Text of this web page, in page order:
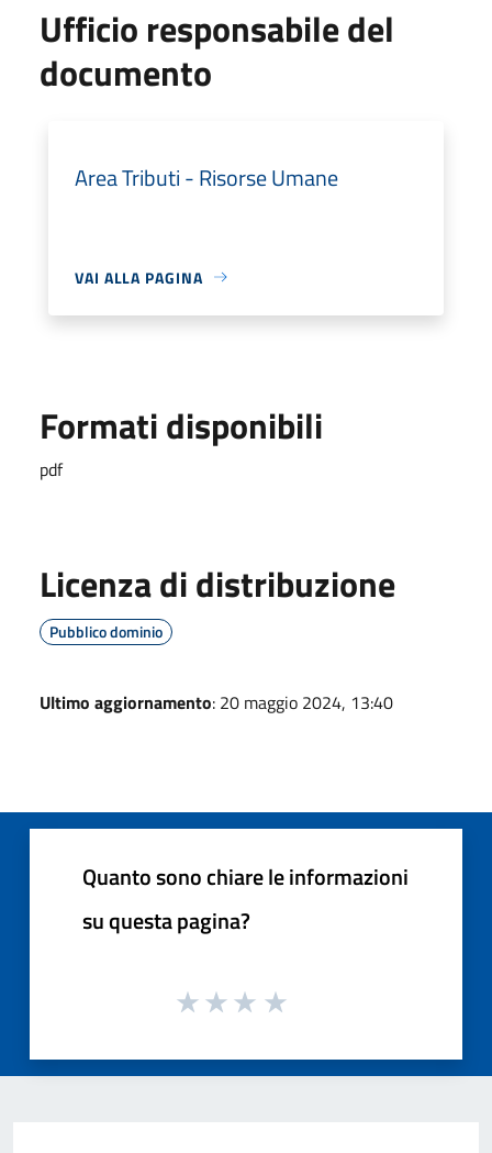
Ufficio responsabile del
documento
Area Tributi - Risorse Umane
VAI ALLA PAGINA
Formati disponibili
pdf
Licenza di distribuzione
Pubblico dominio
Ultimo aggiornamento: 20 maggio 2024, 13:40
Quanto sono chiare le informazioni
su questa pagina?